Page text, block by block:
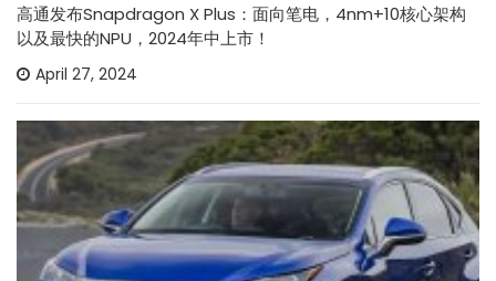
高通发布Snapdragon X Plus：面向笔电，4nm+10核心架构
以及最快的NPU，2024年中上市！
April 27, 2024